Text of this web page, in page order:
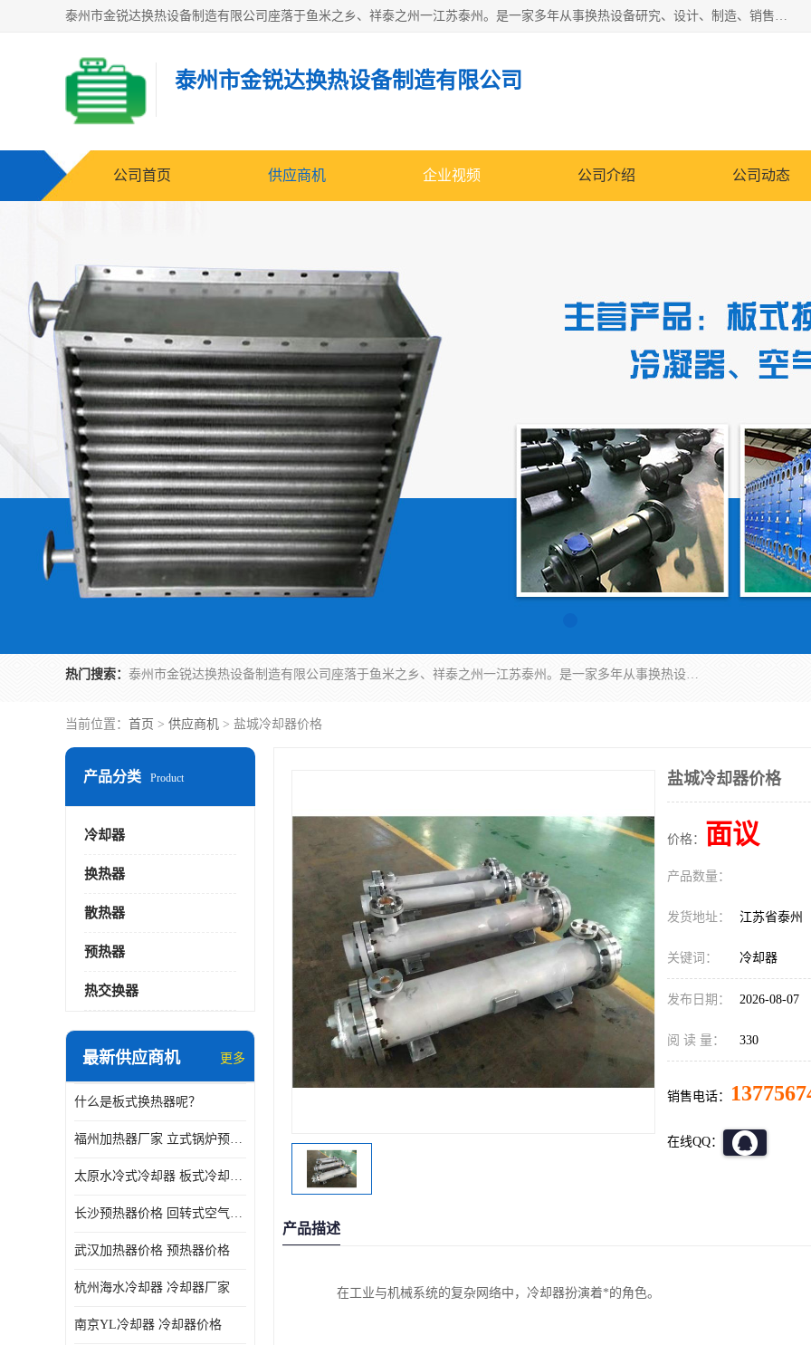
泰州市金锐达换热设备制造有限公司座落于鱼米之乡、祥泰之州一江苏泰州。是一家多年从事换热设备研究、设计、制造、销售、服务于一体的生产企业。
泰州市金锐达换热设备制造有限公司
公司首页 供应商机 企业视频 公司介绍 公司动态
热门搜索： 泰州市金锐达换热设备制造有限公司座落于鱼米之乡、祥泰之州一江苏泰州。是一家多年从事换热设备研究、设计、制造、销售、服务于一体的生产企业。
当前位置： 首页 > 供应商机 > 盐城冷却器价格
产品分类 Product
冷却器
换热器
散热器
预热器
热交换器
最新供应商机 更多
什么是板式换热器呢？
福州加热器厂家 立式锅炉预热器
太原水冷式冷却器 板式冷却器厂家
长沙预热器价格 回转式空气预热器
武汉加热器价格 预热器价格
杭州海水冷却器 冷却器厂家
南京YL冷却器 冷却器价格
盐城冷却器价格
价格： 面议
产品数量：
发货地址： 江苏省泰州
关键词： 冷却器
发布日期： 2026-08-07
阅 读 量： 330
销售电话：
在线QQ：
产品描述
在工业与机械系统的复杂网络中，冷却器扮演着*的角色。